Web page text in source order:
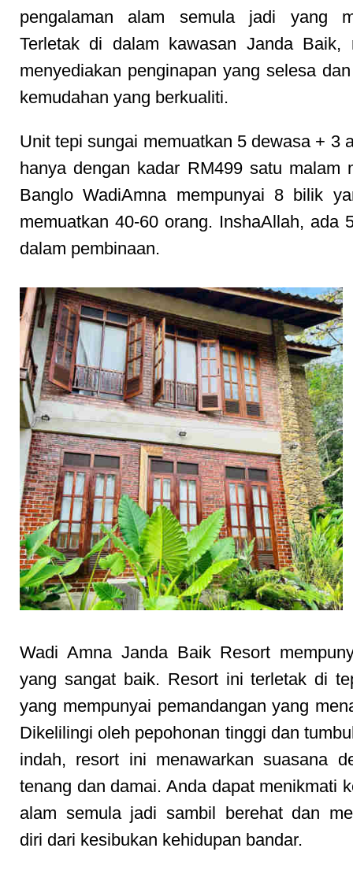
pengalaman alam semula jadi yang
Terletak di dalam kawasan Janda Baik,
menyediakan penginapan yang selesa
kemudahan yang berkualiti.
Unit tepi sungai memuatkan 5 dewasa + 3
hanya dengan kadar RM499 satu malam
Banglo WadiAmna mempunyai 8 bilik
memuatkan 40-60 orang. InshaAllah, ada
dalam pembinaan.
Wadi Amna Janda Baik Resort
yang sangat baik. Resort ini terletak di
yang mempunyai pemandangan yang
Dikelilingi oleh pepohonan tinggi dan
indah, resort ini menawarkan suasana
tenang dan damai. Anda dapat menikmati
alam semula jadi sambil berehat dan
diri dari kesibukan kehidupan bandar.